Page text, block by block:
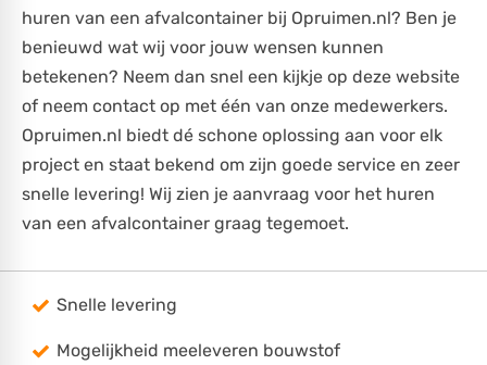
huren van een afvalcontainer bij Opruimen.nl? Ben je
benieuwd wat wij voor jouw wensen kunnen
betekenen? Neem dan snel een kijkje op deze website
of neem contact op met één van onze medewerkers.
Opruimen.nl biedt dé schone oplossing aan voor elk
project en staat bekend om zijn goede service en zeer
snelle levering! Wij zien je aanvraag voor het huren
van een afvalcontainer graag tegemoet.
Snelle levering
Mogelijkheid meeleveren bouwstof